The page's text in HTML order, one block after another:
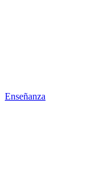
Enseñanza